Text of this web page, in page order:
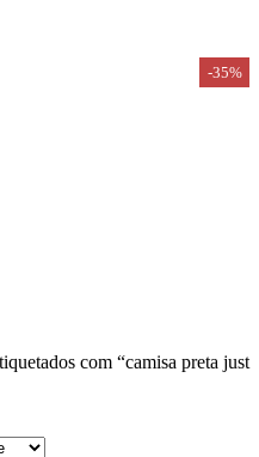
com “camisa preta just
-35%